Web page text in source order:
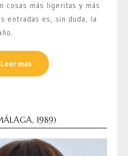
cosas más ligeritas y más
entradas es, sin duda, la
Leer más
1989)